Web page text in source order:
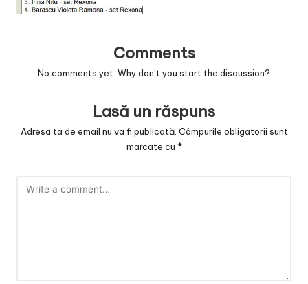
v
in
Comments
No comments yet. Why don’t you start the discussion?
Lasă un răspuns
Adresa ta de email nu va fi publicată. Câmpurile obligatorii sunt
marcate cu *